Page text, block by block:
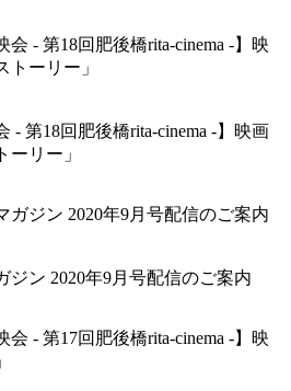
- 第18回肥後橋rita-cinema -】映画
ーリー」
ジン 2020年9月号配信のご案内